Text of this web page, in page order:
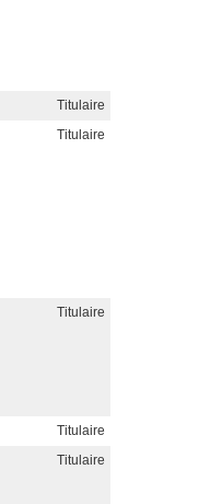
Titulaire
Titulaire
Titulaire
Titulaire
Titulaire